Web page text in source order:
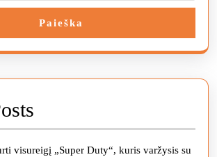
Paieška
visureigį „Super Duty“, kuris varžysis su